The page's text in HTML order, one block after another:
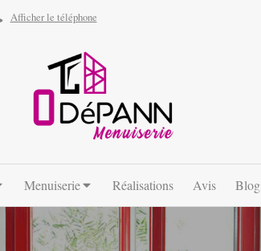
Afficher le téléphone
Menuiserie Réalisations Avis Blog